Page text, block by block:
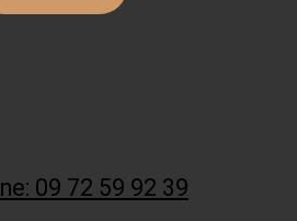
09 72 59 92 39